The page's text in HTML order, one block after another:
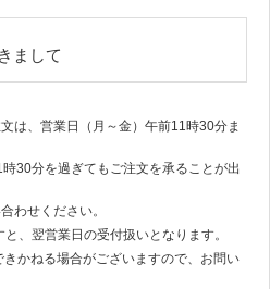
まして
は、営業日（月～金）午前11時30分ま
30分を過ぎてもご注文を承ることが出
わせください。
、翌営業日の受付扱いとなります。
かねる場合がございますので、お問い